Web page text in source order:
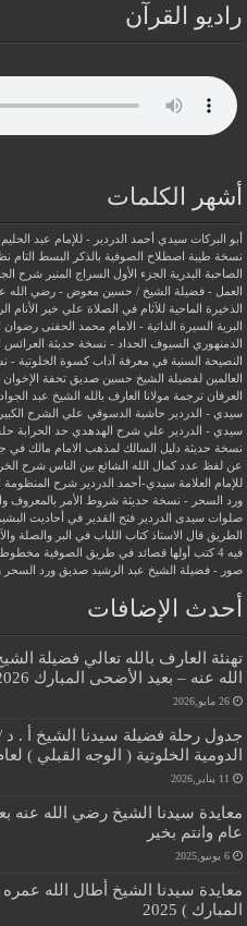
راديو القرآن
أشهر الكلمات
أبو البركات سيدي أحمد الدردير - للإمام عبد
نسخة طيبة اصطلاح الصوفية بالذكر البسط التام
الصاحبة البدرية
الجزء الأول السراج المنير شرح
العمل - فضيلة الشيخ / حسين معوض - رضي الله
الذخيرة الماحية للآثام في الصلاة علي خير الأنام
البرية
السيرة الذاتية - الامام محمد الحفنى رضوان
الدمنهوري
السيوف الحداد - نسخة حديثة
النصيحة السنية في معرفة آداب كسوة الخلوتية -
العالمين لفضيلة الشيخ حسين صديق
تحفة الإخوان
العرفان ترجمة مولانا العارف بالله الشيخ عبد
سيدي - الدردير
حاشية الدسوقي علي الشرح
سيدي - الدردير علي شرح الهدهدي حد الحرابة
نسخة حديثة دليل السالك لمذهب الامام مالك في
عن لفظ عدد كمال الله الشائع بين الناس شرح
للإمام العلامة سيدي-أحمد الدردير شرح المنظومة
ورد السحر - نسخة حديثة شروط الأمر بالمعروف
صلوات سيدى الدردير فتح القدير في أحاديث البشير
الطريق
قال الاستاذ كتاب اللباب في البر والصلة
فيه 4 كتب أولها قصائد في طريق الصوفية
صور - فضيلة الشيخ عبد الرشيد صديق
ورد السحر
أحدث الإضافات
تهنئة العارف بالله تعالي فضيلة
الله عنه – بعيد الأضحى المبارك 2026 م
26 مايو,2026
جدول رحلة فضيلة سيدنا الشيخ أ . د
الدومية الخلوتية ( الوجه القبلي ) لعام 1447هـ/2026
11 يناير,2026
عام وانتم بخير
6 يونيو,2025
معايدة سيدنا الشيخ أطال الله عمره
المبارك ) 2025